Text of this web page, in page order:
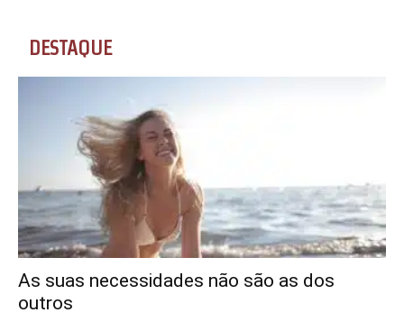
DESTAQUE
As suas necessidades não são as dos
outros